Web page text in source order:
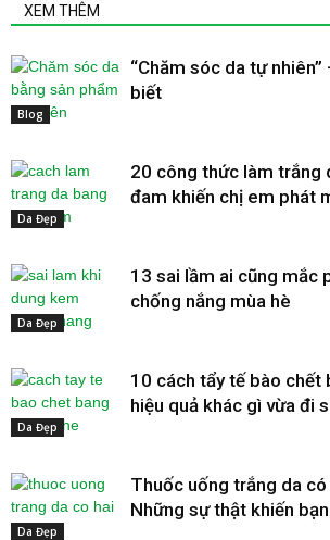
XEM THÊM
Blog
“Chăm sóc da tự
biết
Da Đẹp
20 công thức làm trắng
đam khiến chị em phát
Da Đẹp
13 sai lầm ai cũng mắc
chống nắng mùa hè
Da Đẹp
10 cách tẩy tế bào chết
hiệu quả khác gì vừa đi
Da Đẹp
Thuốc uống trắng da
Những sự thật khiến